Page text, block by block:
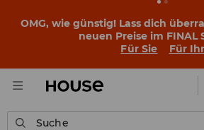
OMG, wie günstig! Lass dich
neuen Preise im FINAL
Für Sie
Für
Suche